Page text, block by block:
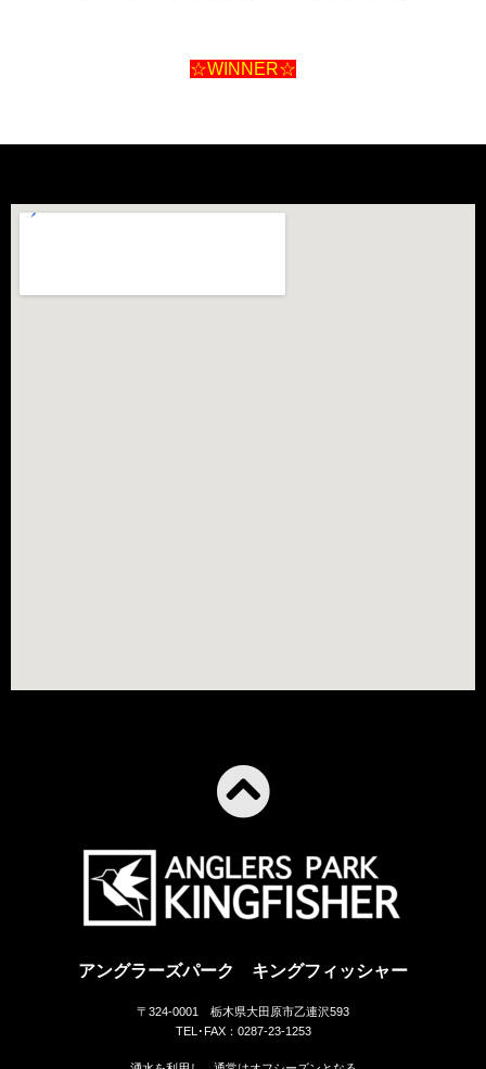
☆WINNER☆
アングラーズパーク キングフィッシャー
〒324-0001 栃木県大田原市乙連沢593
TEL･FAX：0287-23-1253